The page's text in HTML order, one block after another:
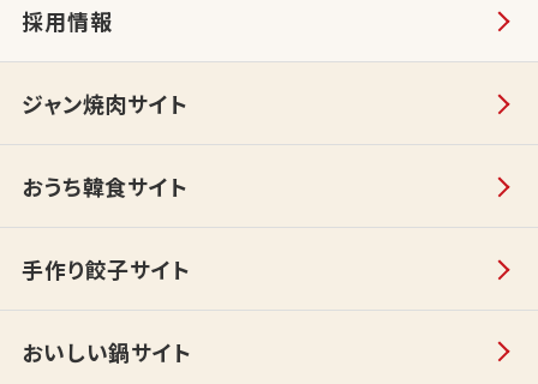
採用情報
ジャン焼肉サイト
おうち韓食サイト
手作り餃子サイト
おいしい鍋サイト